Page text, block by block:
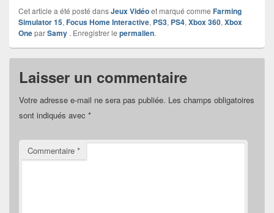
Cet article a été posté dansJeux Vidéoet marqué comme Farming
Simulator 15, Focus Home Interactive, PS3, PS4, Xbox 360, Xbox
OneparSamy . Enregistrer le permalien.
Laisser un commentaire
Votre adresse e-mail ne sera pas publiée. Les champs obligatoires
sont indiqués avec *
Commentaire *